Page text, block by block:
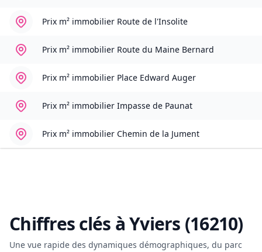
Prix m² immobilier Route de l'Insolite
Prix m² immobilier Route du Maine Bernard
Prix m² immobilier Place Edward Auger
Prix m² immobilier Impasse de Paunat
Prix m² immobilier Chemin de la Jument
Chiffres clés àYviers (16210)
Une vue rapide des dynamiques démographiques, du parc